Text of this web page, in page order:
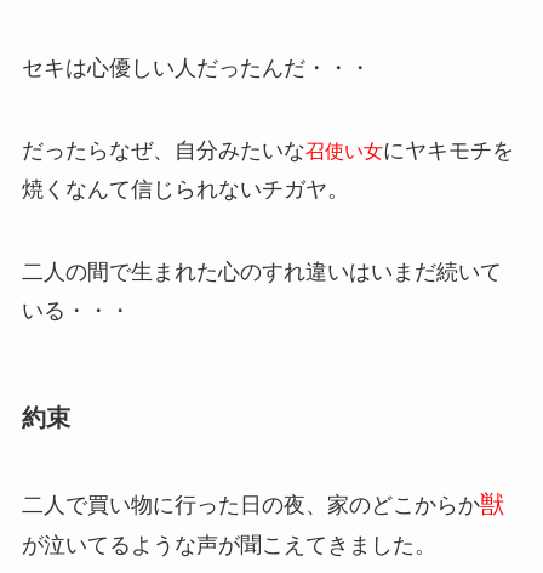
セキは心優しい人だったんだ・・・
だったらなぜ、自分みたいな召使い女にヤキモチを
焼くなんて信じられないチガヤ。
二人の間で生まれた心のすれ違いはいまだ続いて
いる・・・
約束
二人で買い物に行った日の夜、家のどこからか獣
が泣いてるような声が聞こえてきました。